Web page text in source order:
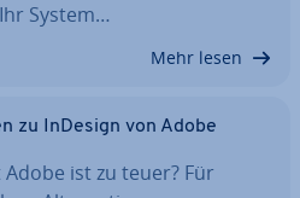
System…
Mehr lesen
zu InDesign von Adobe
ist zu teuer? Für